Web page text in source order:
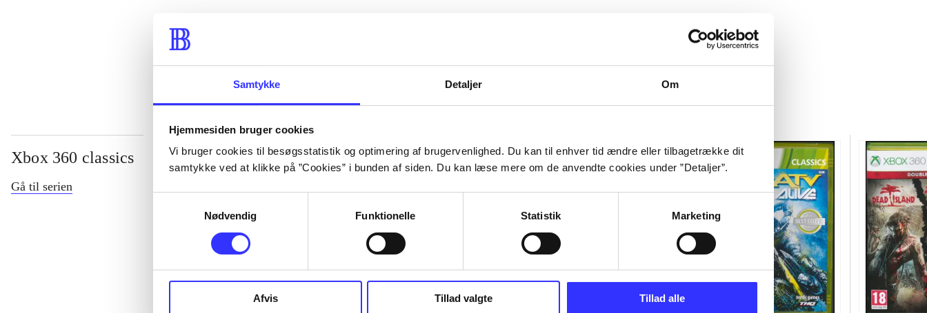
Samtykke Detaljer Om
Hjemmesiden bruger cookies
Vi bruger cookies til besøgsstatistik og optimering af brugervenlighed. Du kan til enhver tid ændre eller tilbagetrække dit
samtykke ved at klikke på ”Cookies” i bunden af siden. Du kan læse mere om de anvendte cookies under ”Detaljer”.
Nødvendig
Funktionelle Statistik Marketing
Afvis Tillad valgte Tillad alle
Xbox 360 classics
Gå til serien